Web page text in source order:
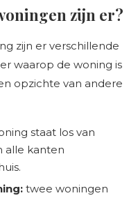
zijn er?
zijn er verschillende
waarop de woning is
opzichte van andere
staat los van
alle kanten
twee woningen